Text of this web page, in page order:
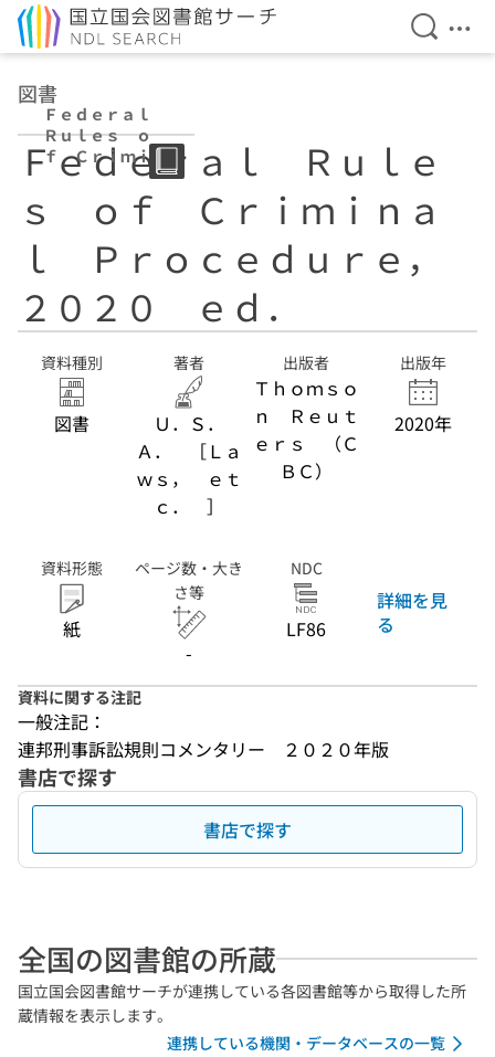
検索を
メ
図書
Ｆｅｄｅｒａｌ
Ｒｕｌｅｓ ｏ
ｆ Ｃｒｉｍｉｎ
ａｌ Ｐｒｏｃｅ
ｄｕｒｅ， ２０
２０ ｅｄ．
Ｆｅｄｅｒａｌ Ｒｕｌｅ
ｓ ｏｆ Ｃｒｉｍｉｎａ
ｌ Ｐｒｏｃｅｄｕｒｅ，
２０２０ ｅｄ．
資料種別
図書
著者
Ｕ．Ｓ．
Ａ． ［Ｌａ
ｗｓ， ｅｔ
ｃ． ］
出版者
Ｔｈｏｍｓｏ
ｎ Ｒｅｕｔ
ｅｒｓ （Ｃ
ＢＣ）
出版年
2020年
資料形態
紙
ページ数・大き
さ等
-
NDC
LF86
詳細を見
る
資料に関する注記
一般注記：
連邦刑事訴訟規則コメンタリー　２０２０年版
書店で探す
書店で探す
全国の図書館の所蔵
国立国会図書館サーチが連携している各図書館等から取得した所
蔵情報を表示します。
連携している機関・データベースの一覧